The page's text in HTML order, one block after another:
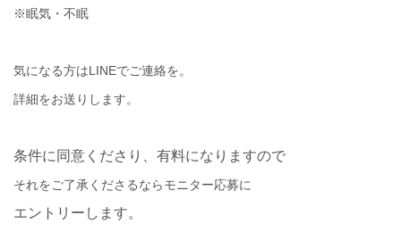
※眠気・不眠
気になる方はLINEでご連絡を。
詳細をお送りします。
条件に同意くださり、有料になりますので
それをご了承くださるならモニター応募に
エントリーします。